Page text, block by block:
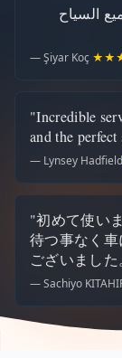
السياح
— Şiyar Koç
"Incredible
and the
— Lynsey Hadfield
"初めて使い
待つ事なく
ございまし
— Sachiyo